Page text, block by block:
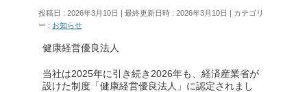
投稿日 : 2026年3月10日 最終更新日時 : 2026年3月10日
カテゴリ
ー : お知らせ
健康経営優良法人
当社は2025年に引き続き2026年も、経済産業省が
設けた制度「健康経営優良法人」に認定されまし